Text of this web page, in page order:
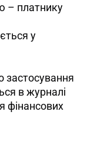
– платнику
у
застосування
в журналі
фінансових